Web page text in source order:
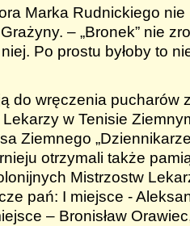
Marka Rudnickiego nie
– „Bronek” nie
Po prostu byłoby to
do wręczenia pucharów
w Tenisie
Ziemnego
otrzymali także
Mistrzostw
pań: I miejsce -
– Bronisław